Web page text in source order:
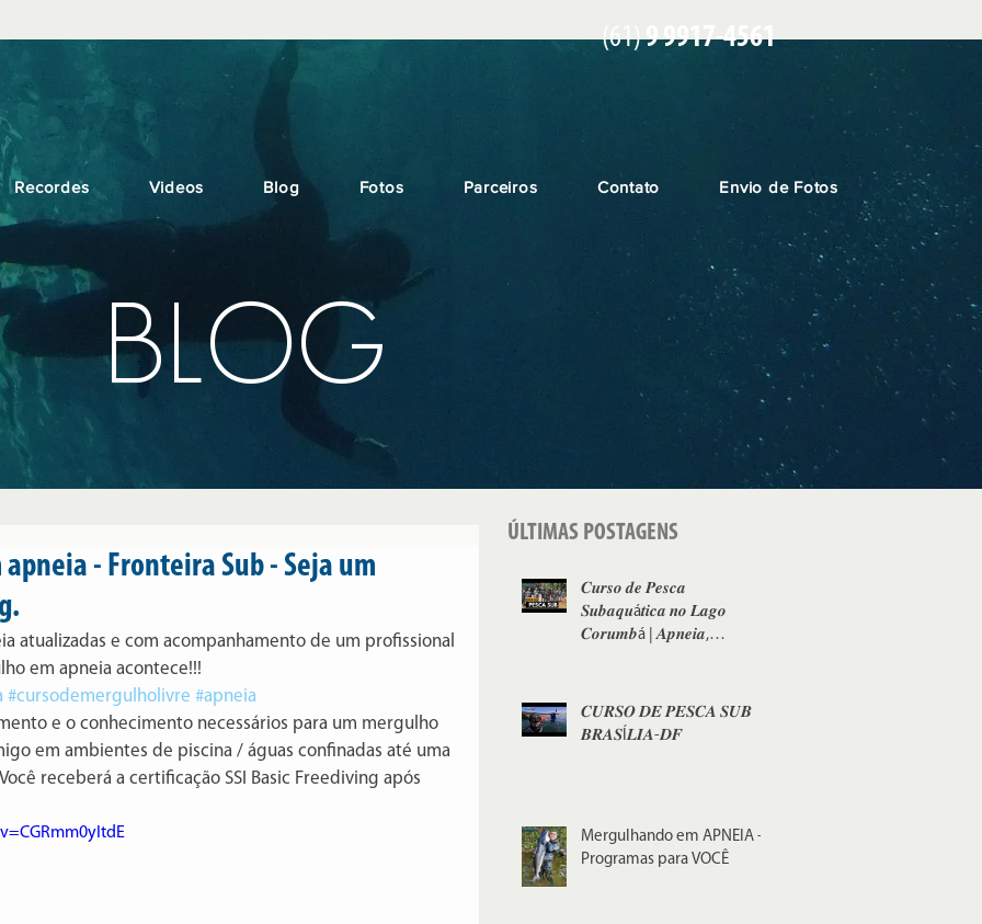
(61)9 9917-4561
Recordes Videos Blog Fotos Parceiros Contato Envio de Fotos
BLOG
- Fronteira Sub - Seja um
atualizadas e com acompanhamento de um profissional
em apneia acontece!!!
#cursodemergulholivre #apneia
e o conhecimento necessários para um mergulho
em ambientes de piscina / águas confinadas até uma
receberá a certificação SSI Basic Freediving após
ÚLTIMAS POSTAGENS
𝑪𝒖𝒓𝒔𝒐 𝒅𝒆 𝑷𝒆𝒔𝒄𝒂
𝑺𝒖𝒃𝒂𝒒𝒖á𝒕𝒊𝒄𝒂 𝒏𝒐 𝑳𝒂𝒈𝒐
𝑪𝒐𝒓𝒖𝒎𝒃á | 𝑨𝒑𝒏𝒆𝒊𝒂,
𝑪𝑼𝑹𝑺𝑶 𝑫𝑬 𝑷𝑬𝑺𝑪𝑨 𝑺𝑼𝑩
𝑩𝑹𝑨𝑺Í𝑳𝑰𝑨-𝑫𝑭
Mergulhando em APNEIA -
Programas para VOCÊ